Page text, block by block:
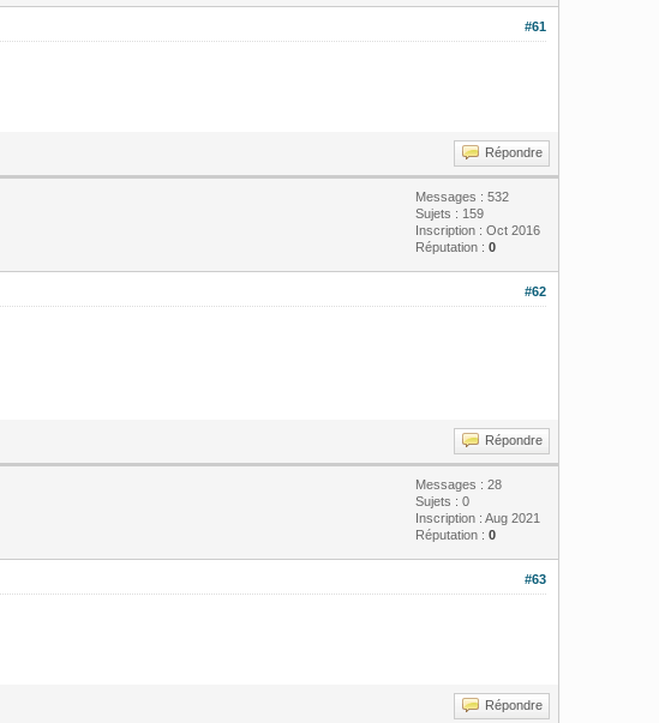
#61
Répondre
Messages : 532
Sujets : 159
Inscription : Oct 2016
Réputation : 0
#62
Répondre
Messages : 28
Sujets : 0
Inscription : Aug 2021
Réputation : 0
#63
Répondre